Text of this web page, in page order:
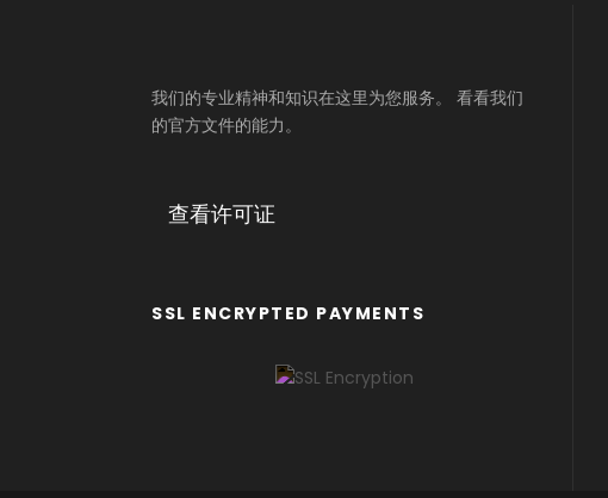
我们的专业精神和知识在这里为您服务。 看看我们
的官方文件的能力。
查看许可证
SSL ENCRYPTED PAYMENTS